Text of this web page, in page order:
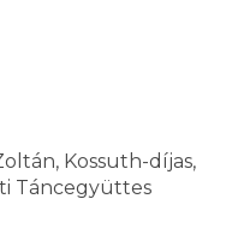
Kossuth-díjas,
Táncegyüttes